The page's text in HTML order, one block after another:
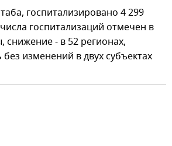
госпитализировано 4 299
госпитализаций отмечен в
снижение - в 52 регионах,
без изменений в двух субъектах